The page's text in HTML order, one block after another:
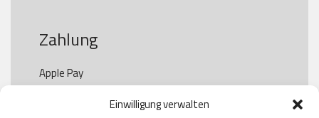
Einwilligung verwalten
Zahlung
Apple Pay
Paypal